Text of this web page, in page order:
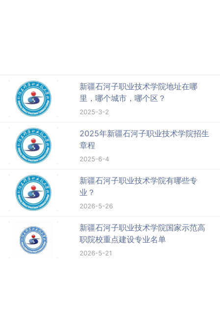
新疆石河子职业技术学院地址在哪
里，哪个城市，哪个区？
2025-3-2
2025年新疆石河子职业技术学院招生
章程
2025-6-4
新疆石河子职业技术学院有哪些专
业？
2026-5-26
新疆石河子职业技术学院国家示范高
职院校重点建设专业名单
2026-5-21